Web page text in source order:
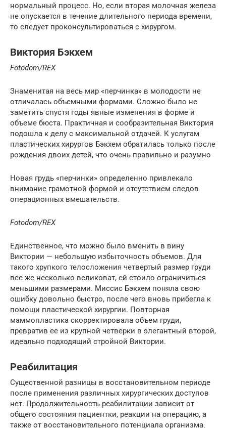
нормальный процесс. Но, если вторая молочная железа
не опускается в течение длительного периода времени,
то следует проконсультироваться с хирургом.
Виктория Бэкхем
Fotodom/REX
Знаменитая на весь мир «перчинка» в молодости не
отличалась объемными формами. Сложно было не
заметить спустя годы явные изменения в форме и
объеме бюста. Практичная и сообразительная Виктория
подошла к делу с максимальной отдачей. К услугам
пластических хирургов Бэкхем обратилась только после
рождения двоих детей, что очень правильно и разумно
Новая грудь «перчинки» определенно привлекало
внимание грамотной формой и отсутствием следов
операционных вмешательств.
Fotodom/REX
Единственное, что можно было вменить в вину
Виктории — небольшую избыточность объемов. Для
такого хрупкого телосложения четвертый размер груди
все же несколько великоват, ей стоило ограничиться
меньшими размерами. Миссис Бэкхем поняла свою
ошибку довольно быстро, после чего вновь прибегла к
помощи пластической хирургии. Повторная
маммопластика скорректировала объем груди,
превратив ее из крупной четверки в элегантный второй,
идеально подходящий стройной Виктории.
Реабилитация
Существенной разницы в восстановительном периоде
после применения различных хирургических доступов
нет. Продолжительность реабилитации зависит от
общего состояния пациентки, реакции на операцию, а
также от восстановительного потенциала организма.